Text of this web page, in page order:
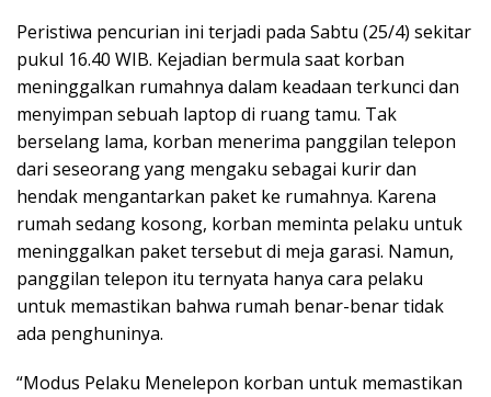
​Peristiwa pencurian ini terjadi pada Sabtu (25/4) sekitar
pukul 16.40 WIB. Kejadian bermula saat korban
meninggalkan rumahnya dalam keadaan terkunci dan
menyimpan sebuah laptop di ruang tamu. ​Tak
berselang lama, korban menerima panggilan telepon
dari seseorang yang mengaku sebagai kurir dan
hendak mengantarkan paket ke rumahnya. Karena
rumah sedang kosong, korban meminta pelaku untuk
meninggalkan paket tersebut di meja garasi. ​Namun,
panggilan telepon itu ternyata hanya cara pelaku
untuk memastikan bahwa rumah benar-benar tidak
ada penghuninya.
“​Modus Pelaku Menelepon korban untuk memastikan